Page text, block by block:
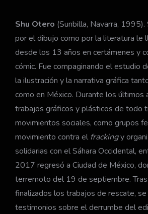
Shu Otero (Sunbilla, Navarra,
por el dibujo como por la literatura le
desde los 13 años en certámenes y
cómic. Fue compaginando el estudio
la ilustración y la narrativa gráfica
como en México. Durante los últimos
trabajos gráficos y plásticos de todo
movimientos sociales, como grupos
movimiento contra el frackingy
solidarias con el Sáhara Occidental,
2017 regresó a Ciudad de México,
terremoto del 19 de septiembre.
finalizados los trabajos de rescate,
testimonios sobre el derrumbe del